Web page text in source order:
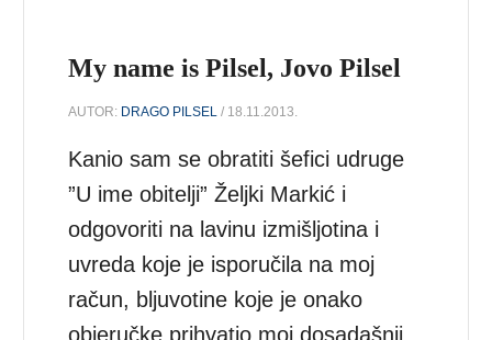
My name is Pilsel, Jovo Pilsel
AUTOR: DRAGO PILSEL / 18.11.2013.
Kanio sam se obratiti šefici udruge
”U ime obitelji” Željki Markić i
odgovoriti na lavinu izmišljotina i
uvreda koje je isporučila na moj
račun, bljuvotine koje je onako
objeručke prihvatio moj dosadašnji